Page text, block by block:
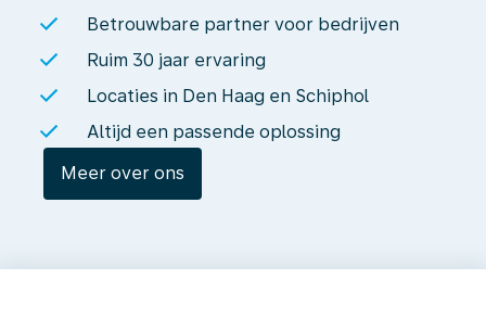
Betrouwbare partner voor bedrijven
Ruim 30 jaar ervaring
Locaties in Den Haag en Schiphol
Altijd een passende oplossing
Meer over ons